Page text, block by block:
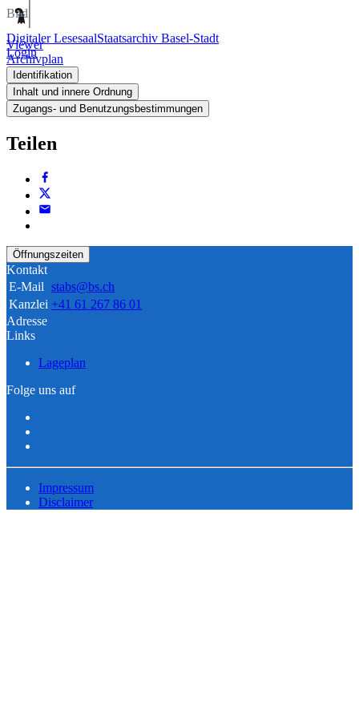
Digitaler LesesaalStaatsarchiv Basel-Stadt
Login
Bild
Viewer
Archivplan
Identifikation
Inhalt und innere Ordnung
Zugangs- und Benutzungsbestimmungen
Teilen
Öffnungszeiten
Kontakt
E-Mail stabs@bs.ch
Kanzlei +41 61 267 86 01
Adresse
Links
Lageplan
Folge uns auf
Impressum
Disclaimer